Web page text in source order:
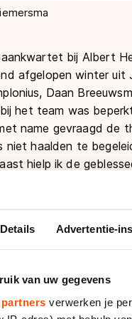
Details Advertentie-
van uw gegevens
partners verwerken je
bij Albert
afgelopen winter uit
Daan
het team was
name gevraagd de
niet haalden te
hielp ik de
laten komen.” Hij had
na vier jaar als
had. “Ik heb met
ik meer mijn eigen ding